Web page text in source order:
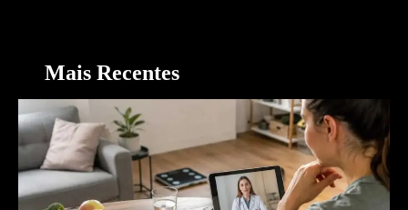
Mais Recentes